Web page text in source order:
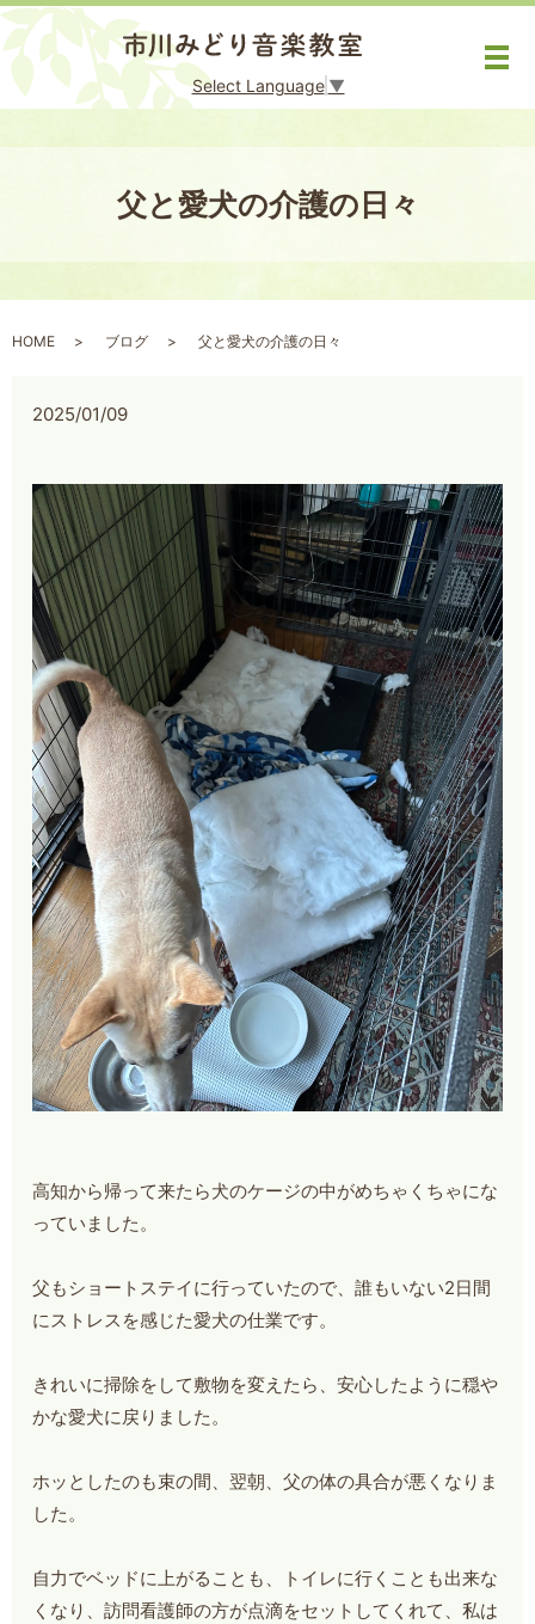
Select Language ▼
メ
父と愛犬の介護の日々
HOME ブログ 父と愛犬の介護の日々
2025/01/09
高知から帰って来たら犬のケージの中がめちゃくちゃにな
っていました。
父もショートステイに行っていたので、誰もいない2日間
にストレスを感じた愛犬の仕業です。
きれいに掃除をして敷物を変えたら、安心したように穏や
かな愛犬に戻りました。
ホッとしたのも束の間、翌朝、父の体の具合が悪くなりま
した。
自力でベッドに上がることも、トイレに行くことも出来な
くなり、訪問看護師の方が点滴をセットしてくれて、私は